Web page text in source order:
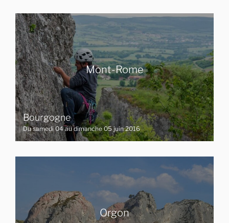
Mont-Rome
Bourgogne
Du samedi 04 au dimanche 05 juin 2016
Orgon